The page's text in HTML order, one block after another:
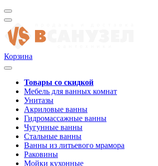
Корзина
Товары со скидкой
Мебель для ванных комнат
Унитазы
Акриловые ванны
Гидромассажные ванны
Чугунные ванны
Стальные ванны
Ванны из литьевого мрамора
Раковины
Мойки кухонные